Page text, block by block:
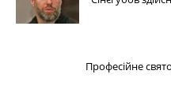
Професійне